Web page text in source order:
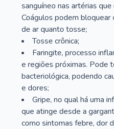
sanguíneo nas artérias
Coágulos podem
de ar quanto tosse;
Tosse crônica;
Faringite, processo
e regiões próximas. Pode
bacteriológica, podendo
e dores;
Gripe, no qual há uma
que atinge desde a
como sintomas febre, dor